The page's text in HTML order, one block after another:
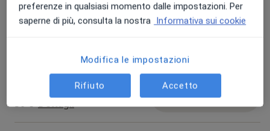
Prestazioni e prezzi
Consulenza psicologica
50 € Dettagli Prenota una visita
preferenze in qualsiasi momento dalle impostazioni. Per
saperne di più, consulta la nostra Informativa sui cookie
Modifica le impostazioni
Rifiuto Accetto